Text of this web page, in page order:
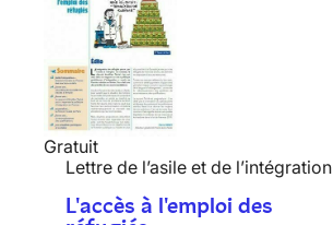
Gratuit
Lettre de l’asile et de l’intégration
L'accès à l'emploi des